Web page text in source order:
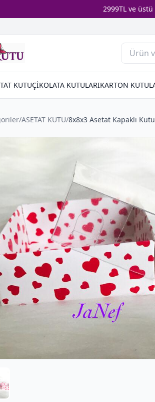
2999TL ve
KUTUÇİKOLATA KUTULARIKARTON
/ASETAT KUTU/8x8x3 Asetat Kapaklı